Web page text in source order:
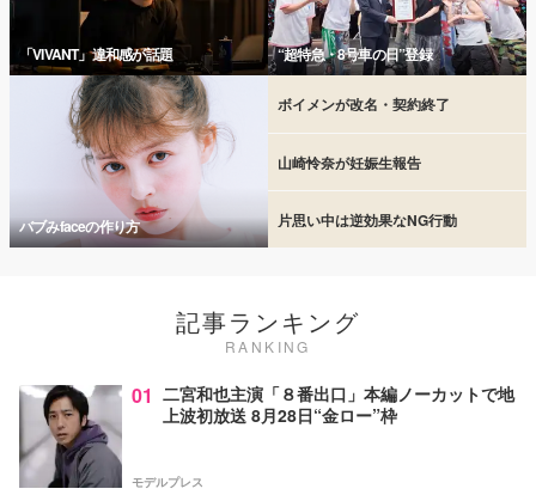
「VIVANT」違和感が話題 “超特急・8号車の日”登録
バブみfaceの作り方
ボイメンが改名・契約終了
山崎怜奈が妊娠生報告
片思い中は逆効果なNG行動
記事ランキング
RANKING
01 二宮和也主演「８番出口」本編ノーカットで地
上波初放送 8月28日“金ロー”枠
モデルプレス